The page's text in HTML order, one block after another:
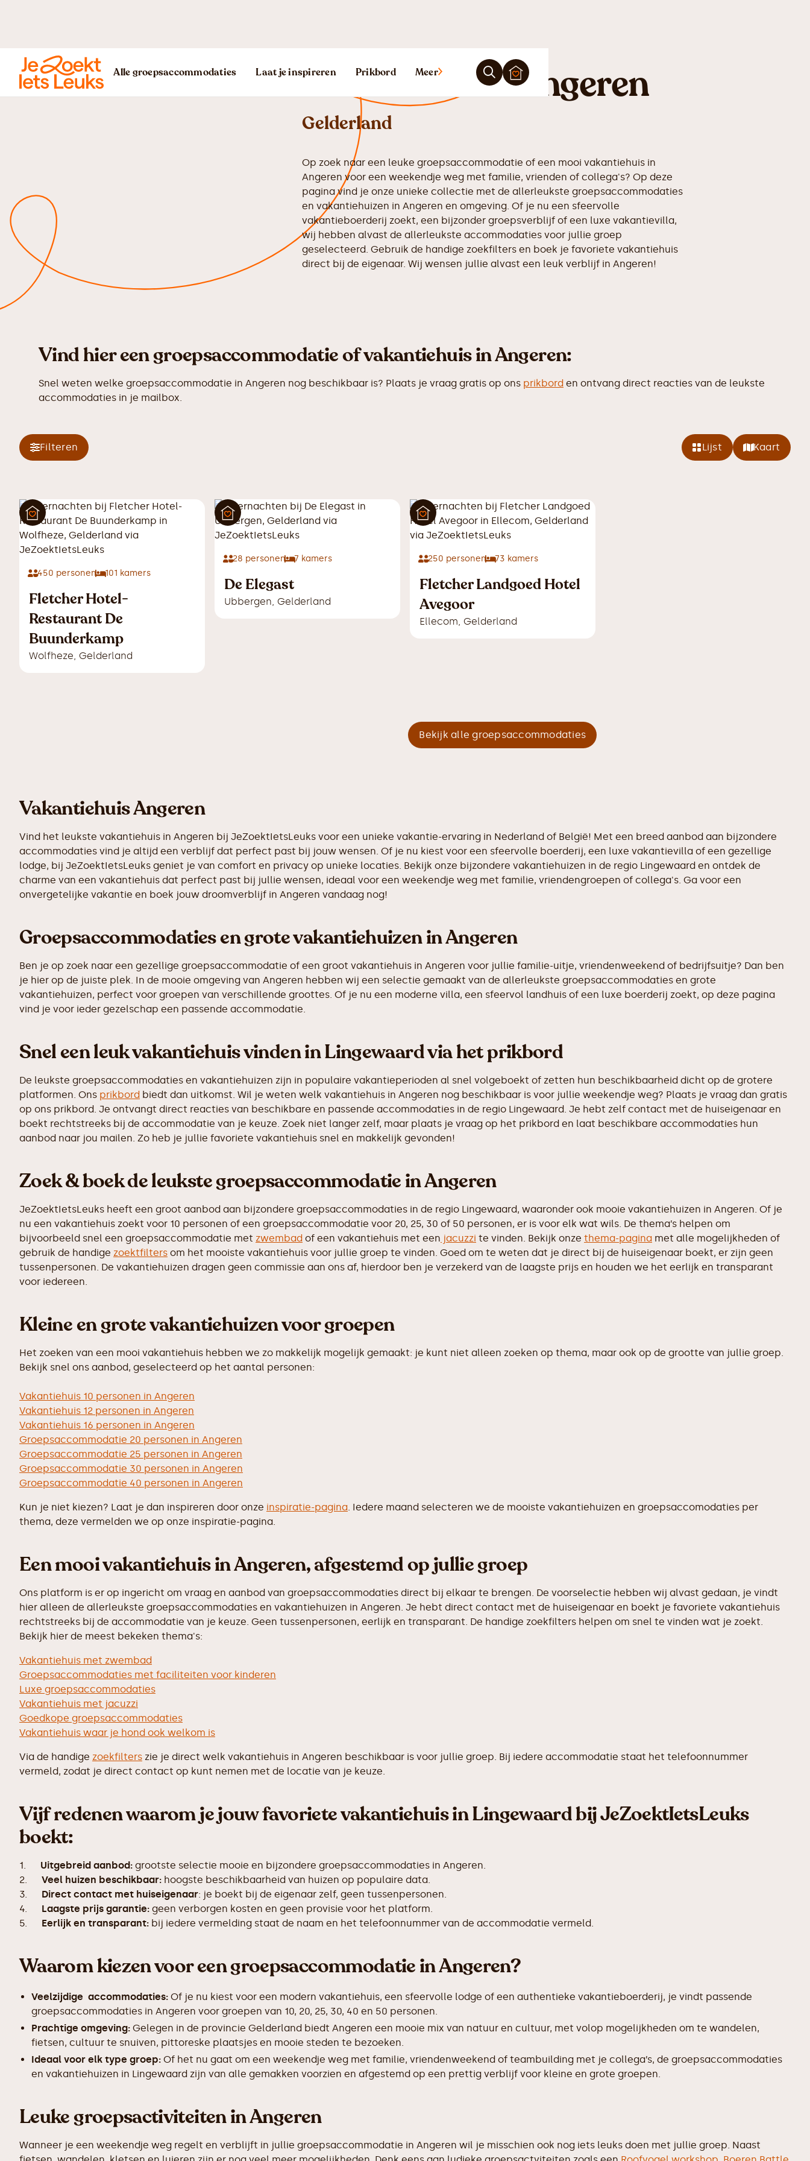
Alle groepsaccommodaties Laat je inspireren Prikbord Meer
Vakantiehuis Angeren
Gelderland
Op zoek naar een leuke groepsaccommodatie of een mooi vakantiehuis in
Angeren voor een weekendje weg met familie, vrienden of collega's? Op deze
pagina vind je onze unieke collectie met de allerleukste groepsaccommodaties
en vakantiehuizen in Angeren en omgeving. Of je nu een sfeervolle
vakantieboerderij zoekt, een bijzonder groepsverblijf of een luxe vakantievilla,
wij hebben alvast de allerleukste accommodaties voor jullie groep
geselecteerd. Gebruik de handige zoekfilters en boek je favoriete vakantiehuis
direct bij de eigenaar. Wij wensen jullie alvast een leuk verblijf in Angeren!
Vind hier een groepsaccommodatie of vakantiehuis in Angeren:
Snel weten welke groepsaccommodatie in Angeren nog beschikbaar is? Plaats je vraag gratis op ons prikbord en ontvang direct reacties van de leukste
accommodaties in je mailbox.
Filteren Lijst Kaart
450 personen 101 kamers
Fletcher Hotel-
Restaurant De
Buunderkamp
Wolfheze, Gelderland
28 personen 7 kamers
De Elegast
Ubbergen, Gelderland
250 personen 73 kamers
Fletcher Landgoed Hotel
Avegoor
Ellecom, Gelderland
Bekijk alle groepsaccommodaties
Vakantiehuis Angeren
Vind het leukste vakantiehuis in Angeren bij JeZoektIetsLeuks voor een unieke vakantie-ervaring in Nederland of België! Met een breed aanbod aan bijzondere
accommodaties vind je altijd een verblijf dat perfect past bij jouw wensen. Of je nu kiest voor een sfeervolle boerderij, een luxe vakantievilla of een gezellige
lodge, bij JeZoektIetsLeuks geniet je van comfort en privacy op unieke locaties. Bekijk onze bijzondere vakantiehuizen in de regio Lingewaard en ontdek de
charme van een vakantiehuis dat perfect past bij jullie wensen, ideaal voor een weekendje weg met familie, vriendengroepen of collega's. Ga voor een
onvergetelijke vakantie en boek jouw droomverblijf in Angeren vandaag nog!
Groepsaccommodaties en grote vakantiehuizen in Angeren
Ben je op zoek naar een gezellige groepsaccommodatie of een groot vakantiehuis in Angeren voor jullie familie-uitje, vriendenweekend of bedrijfsuitje? Dan ben
je hier op de juiste plek. In de mooie omgeving van Angeren hebben wij een selectie gemaakt van de allerleukste groepsaccommodaties en grote
vakantiehuizen, perfect voor groepen van verschillende groottes. Of je nu een moderne villa, een sfeervol landhuis of een luxe boerderij zoekt, op deze pagina
vind je voor ieder gezelschap een passende accommodatie.
Snel een leuk vakantiehuis vinden in Lingewaard via het prikbord
De leukste groepsaccommodaties en vakantiehuizen zijn in populaire vakantieperioden al snel volgeboekt of zetten hun beschikbaarheid dicht op de grotere
platformen. Ons prikbord biedt dan uitkomst. Wil je weten welk vakantiehuis in Angeren nog beschikbaar is voor jullie weekendje weg? Plaats je vraag dan gratis
op ons prikbord. Je ontvangt direct reacties van beschikbare en passende accommodaties in de regio Lingewaard. Je hebt zelf contact met de huiseigenaar en
boekt rechtstreeks bij de accommodatie van je keuze. Zoek niet langer zelf, maar plaats je vraag op het prikbord en laat beschikbare accommodaties hun
aanbod naar jou mailen. Zo heb je jullie favoriete vakantiehuis snel en makkelijk gevonden!
Zoek & boek de leukste groepsaccommodatie in Angeren
JeZoektIetsLeuks heeft een groot aanbod aan bijzondere groepsaccommodaties in de regio Lingewaard, waaronder ook mooie vakantiehuizen in Angeren. Of je
nu een vakantiehuis zoekt voor 10 personen of een groepsaccommodatie voor 20, 25, 30 of 50 personen, er is voor elk wat wils. De thema’s helpen om
bijvoorbeeld snel een groepsaccommodatie met zwembad of een vakantiehuis met een jacuzzi te vinden. Bekijk onze thema-pagina met alle mogelijkheden of
gebruik de handige zoektfilters om het mooiste vakantiehuis voor jullie groep te vinden. Goed om te weten dat je direct bij de huiseigenaar boekt, er zijn geen
tussenpersonen. De vakantiehuizen dragen geen commissie aan ons af, hierdoor ben je verzekerd van de laagste prijs en houden we het eerlijk en transparant
voor iedereen.
Kleine en grote vakantiehuizen voor groepen
Het zoeken van een mooi vakantiehuis hebben we zo makkelijk mogelijk gemaakt: je kunt niet alleen zoeken op thema, maar ook op de grootte van jullie groep.
Bekijk snel ons aanbod, geselecteerd op het aantal personen:
Vakantiehuis 10 personen in Angeren
Vakantiehuis 12 personen in Angeren
Vakantiehuis 16 personen in Angeren
Groepsaccommodatie 20 personen in Angeren
Groepsaccommodatie 25 personen in Angeren
Groepsaccommodatie 30 personen in Angeren
Groepsaccommodatie 40 personen in Angeren
Kun je niet kiezen? Laat je dan inspireren door onze inspiratie-pagina. Iedere maand selecteren we de mooiste vakantiehuizen en groepsaccomodaties per
thema, deze vermelden we op onze inspiratie-pagina.
Een mooi vakantiehuis in Angeren, afgestemd op jullie groep
Ons platform is er op ingericht om vraag en aanbod van groepsaccommodaties direct bij elkaar te brengen. De voorselectie hebben wij alvast gedaan, je vindt
hier alleen de allerleukste groepsaccommodaties en vakantiehuizen in Angeren. Je hebt direct contact met de huiseigenaar en boekt je favoriete vakantiehuis
rechtstreeks bij de accommodatie van je keuze. Geen tussenpersonen, eerlijk en transparant. De handige zoekfilters helpen om snel te vinden wat je zoekt.
Bekijk hier de meest bekeken thema's:
Vakantiehuis met zwembad
Groepsaccommodaties met faciliteiten voor kinderen
Luxe groepsaccommodaties
Vakantiehuis met jacuzzi
Goedkope groepsaccommodaties
Vakantiehuis waar je hond ook welkom is
Via de handige zoekfilters zie je direct welk vakantiehuis in Angeren beschikbaar is voor jullie groep. Bij iedere accommodatie staat het telefoonnummer
vermeld, zodat je direct contact op kunt nemen met de locatie van je keuze.
Vijf redenen waarom je jouw favoriete vakantiehuis in Lingewaard bij JeZoektIetsLeuks
boekt:
1. Uitgebreid aanbod: grootste selectie mooie en bijzondere groepsaccommodaties in Angeren.
2. Veel huizen beschikbaar: hoogste beschikbaarheid van huizen op populaire data.
3. Direct contact met huiseigenaar: je boekt bij de eigenaar zelf, geen tussenpersonen.
4. Laagste prijs garantie: geen verborgen kosten en geen provisie voor het platform.
5. Eerlijk en transparant: bij iedere vermelding staat de naam en het telefoonnummer van de accommodatie vermeld.
Waarom kiezen voor een groepsaccommodatie in Angeren?
Veelzijdige accommodaties: Of je nu kiest voor een modern vakantiehuis, een sfeervolle lodge of een authentieke vakantieboerderij, je vindt passende
groepsaccommodaties in Angeren voor groepen van 10, 20, 25, 30, 40 en 50 personen.
Prachtige omgeving: Gelegen in de provincie Gelderland biedt Angeren een mooie mix van natuur en cultuur, met volop mogelijkheden om te wandelen,
fietsen, cultuur te snuiven, pittoreske plaatsjes en mooie steden te bezoeken.
Ideaal voor elk type groep: Of het nu gaat om een weekendje weg met familie, vriendenweekend of teambuilding met je collega’s, de groepsaccommodaties
en vakantiehuizen in Lingewaard zijn van alle gemakken voorzien en afgestemd op een prettig verblijf voor kleine en grote groepen.
Leuke groepsactiviteiten in Angeren
Wanneer je een weekendje weg regelt en verblijft in jullie groepsaccommodatie in Angeren wil je misschien ook nog iets leuks doen met jullie groep. Naast